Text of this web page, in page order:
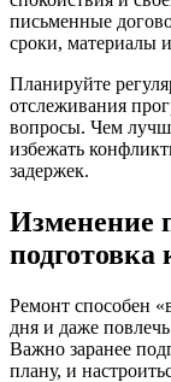
письменные
сроки, материалы
Планируйте
отслеживания
вопросы. Чем
избежать
задержек.
Изменение
Ремонт способен
дня и даже
Важно заранее
плану, и